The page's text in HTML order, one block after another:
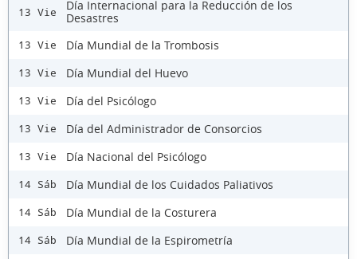
13 Vie
Día Internacional para la Reducción de los
Desastres
13 Vie Día Mundial de la Trombosis
13 Vie Día Mundial del Huevo
13 Vie Día del Psicólogo
13 Vie Día del Administrador de Consorcios
13 Vie Día Nacional del Psicólogo
14 Sáb Día Mundial de los Cuidados Paliativos
14 Sáb Día Mundial de la Costurera
14 Sáb Día Mundial de la Espirometría